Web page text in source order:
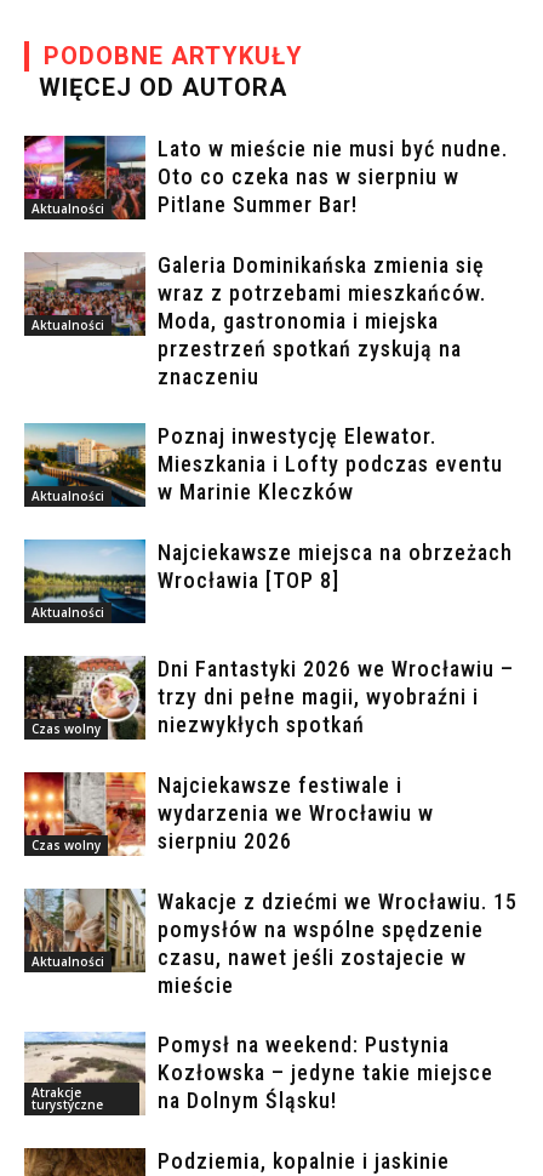
PODOBNE ARTYKUŁY
WIĘCEJ OD AUTORA
Aktualności
Lato w mieście nie musi być nudne.
Oto co czeka nas w sierpniu w
Pitlane Summer Bar!
Aktualności
Galeria Dominikańska zmienia się
wraz z potrzebami mieszkańców.
Moda, gastronomia i miejska
przestrzeń spotkań zyskują na
znaczeniu
Aktualności
Poznaj inwestycję Elewator.
Mieszkania i Lofty podczas eventu
w Marinie Kleczków
Aktualności
Najciekawsze miejsca na obrzeżach
Wrocławia [TOP 8]
Czas wolny
Dni Fantastyki 2026 we Wrocławiu –
trzy dni pełne magii, wyobraźni i
niezwykłych spotkań
Czas wolny
Najciekawsze festiwale i
wydarzenia we Wrocławiu w
sierpniu 2026
Aktualności
Wakacje z dziećmi we Wrocławiu. 15
pomysłów na wspólne spędzenie
czasu, nawet jeśli zostajecie w
mieście
Atrakcje
turystyczne
Pomysł na weekend: Pustynia
Kozłowska – jedyne takie miejsce
na Dolnym Śląsku!
Podziemia, kopalnie i jaskinie